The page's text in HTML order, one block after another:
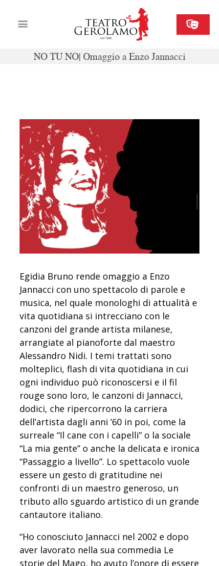
NO TU NO| Omaggio a Enzo Jannacci
Organizza il tuo evento
Contatti
Egidia Bruno rende omaggio a Enzo
Jannacci con uno spettacolo di parole e
musica, nel quale monologhi di attualità e
vita quotidiana si intrecciano con le
canzoni del grande artista milanese,
arrangiate al pianoforte dal maestro
Alessandro Nidi. I temi trattati sono
molteplici, flash di vita quotidiana in cui
ogni individuo può riconoscersi e il fil
rouge sono loro, le canzoni di Jannacci,
dodici, che ripercorrono la carriera
dell’artista dagli anni ’60 in poi, come la
surreale “Il cane con i capelli” o la sociale
“La mia gente” o anche la delicata e ironica
“Passaggio a livello”. Lo spettacolo vuole
essere un gesto di gratitudine nei
confronti di un maestro generoso, un
tributo allo sguardo artistico di un grande
cantautore italiano.
“Ho conosciuto Jannacci nel 2002 e dopo
aver lavorato nella sua commedia Le
storie del Mago, ho avuto l’onore di essere